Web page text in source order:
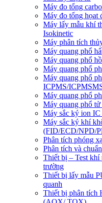
Máy đo tổng
Máy đo tổng họat
Máy lấy mẫu khí
Isokinetic
Máy phân tích
Máy quang phổ
Máy quang phổ
Máy quang phổ
Máy quang phổ
ICPMS/
Máy quang phổ
Máy quang phổ
Máy sắc ký ion
Máy sắc ký khí
(FID/ECD/NPD/
Phân tích phóng
Phân tích và
Thiết bị – Test khí
trường
Thiết bị lấy mẫu
quanh
Thiết bị phân tích